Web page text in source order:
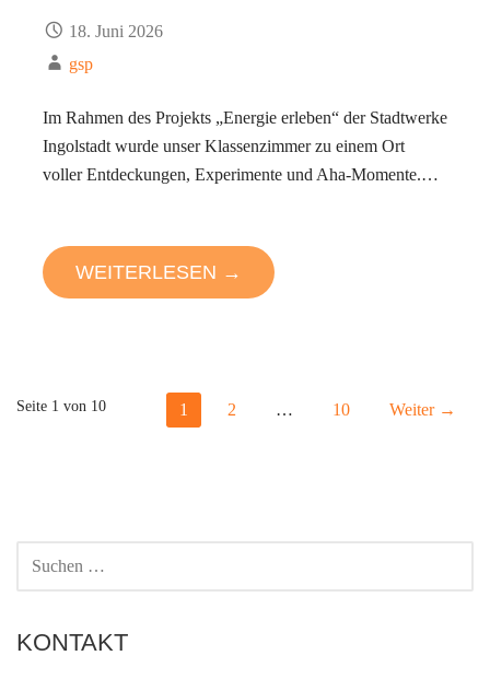
18. Juni 2026
gsp
Im Rahmen des Projekts „Energie erleben“ der Stadtwerke
Ingolstadt wurde unser Klassenzimmer zu einem Ort
voller Entdeckungen, Experimente und Aha-Momente.…
WEITERLESEN →
Beitrag
Seite 1 von 10 1 2 … 10 Weiter →
KONTAKT